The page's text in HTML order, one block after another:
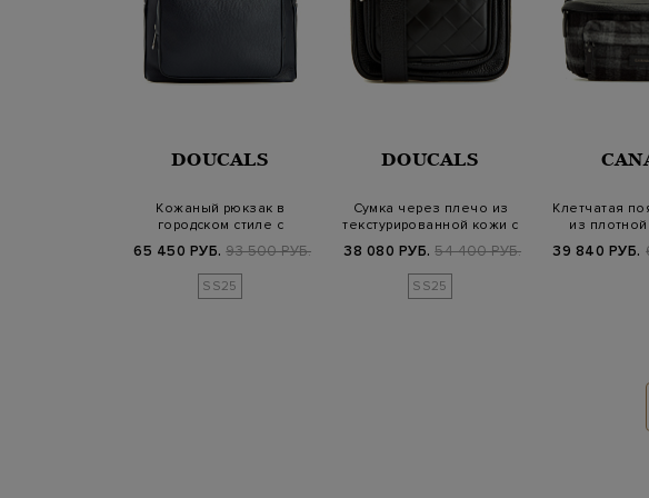
DOUCALS
Кожаный рюкзак в
городском стиле с
65 450 РУБ. 93 500 РУБ.
SS25
DOUCALS
Сумка через плечо из
текстурированной кожи с
38 080 РУБ. 54 400 РУБ.
SS25
Клетчатая
из
39 840 РУБ.